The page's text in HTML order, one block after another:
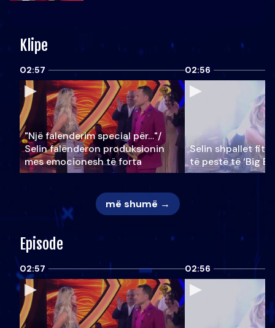
Klipe
02:57
"Një falenderim special për…"/
Selin falënderon produksionin
mes emocionesh të forta
02:56
Selin shpallet
të pestë të ‘Big
më shumë →
Episode
02:57 02:56